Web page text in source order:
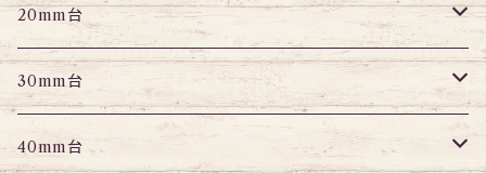
パーツ
パーツ
エキスパンダー
パーツ
アイレット
エキスパンダー
パーツ
プラグ
アイレット
パーツ
トンネル
プラグ
アイレット
20mm台
トンネル
プラグ
30mm台
トンネル
40mm台